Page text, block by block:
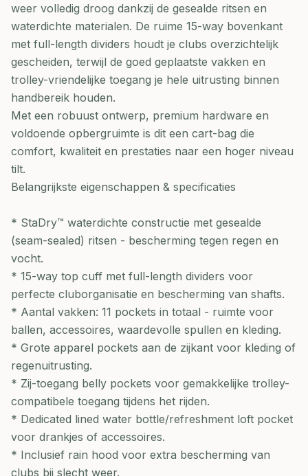
weer volledig droog dankzij de gesealde ritsen en
waterdichte materialen. De ruime 15-way bovenkant
met full-length dividers houdt je clubs overzichtelijk
gescheiden, terwijl de goed geplaatste vakken en
trolley-vriendelijke toegang je hele uitrusting binnen
handbereik houden.
Met een robuust ontwerp, premium hardware en
voldoende opbergruimte is dit een cart-bag die
comfort, kwaliteit en prestaties naar een hoger niveau
tilt.
Belangrijkste eigenschappen & specificaties
* StaDry™ waterdichte constructie met gesealde
(seam-sealed) ritsen - bescherming tegen regen en
vocht.
* 15-way top cuff met full-length dividers voor
perfecte cluborganisatie en bescherming van shafts.
* Aantal vakken: 11 pockets in totaal - ruimte voor
ballen, accessoires, waardevolle spullen en kleding.
* Grote apparel pockets aan de zijkant voor kleding of
regenuitrusting.
* Zij-toegang belly pockets voor gemakkelijke trolley-
compatibele toegang tijdens het rijden.
* Dedicated lined water bottle/refreshment loft pocket
voor drankjes of accessoires.
* Inclusief rain hood voor extra bescherming van
clubs bij slecht weer.